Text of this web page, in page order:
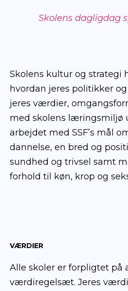
Skolens dagligdag
Skolens kultur og strategi
hvordan jeres politikker
jeres værdier,
med skolens læringsmiljø
arbejdet med SSF’s mål
dannelse, en bred og
sundhed og trivsel samt
forhold til køn, krop og
VÆRDIER
Alle skoler er forpligtet på
værdiregelsæt. Jeres